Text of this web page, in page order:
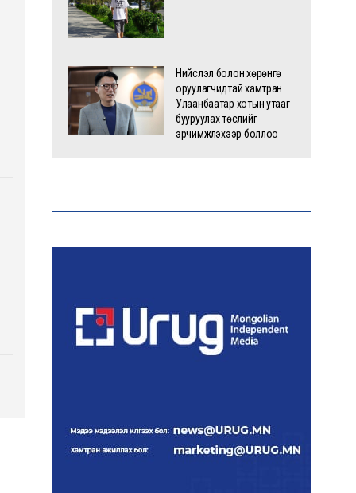
Нийслэл болон хөрөнгө
оруулагчидтай хамтран
Улаанбаатар хотын утааг
бууруулах төслийг
эрчимжүүлэхээр боллоо
бүртгэл өмнөх оноос 1.3
хайрхны төрийн тахилгад
оролцлоо
хүргэлээ